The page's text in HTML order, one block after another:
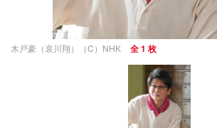
木戸豪（哀川翔）（C）NHK 全 1 枚